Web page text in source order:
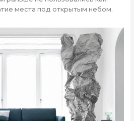
места под открытым небом.